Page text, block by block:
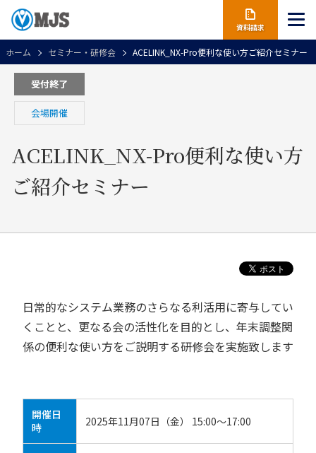
資料請求
ホーム セミナー・研修会 ACELINK_NX-Pro便利な使い方ご紹介セミナー
受付終了
会場開催
ACELINK_NX-Pro便利な使い方
ご紹介セミナー
日常的なシステム業務のさらなる利活用に寄与してい
くことと、更なる会の活性化を目的とし、年末調整関
係の便利な使い方をご説明する研修会を実施致します
開催日
時
2025年11月07日（金） 15:00～17:00